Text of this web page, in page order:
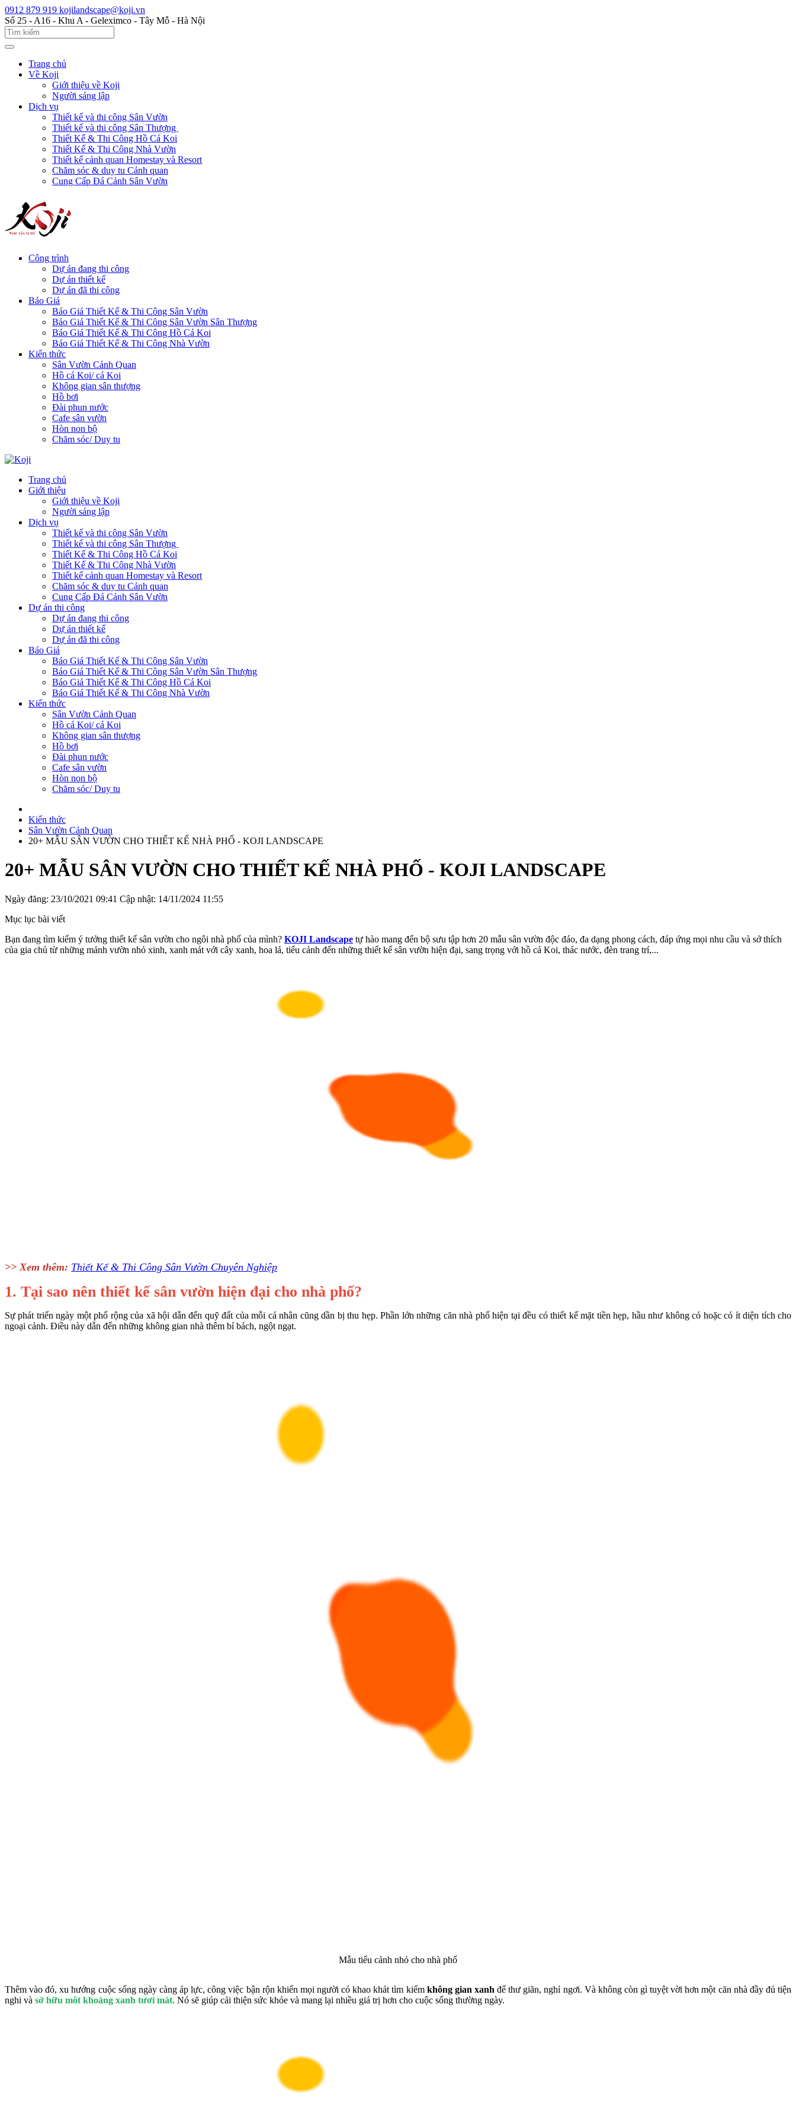
0912 879 919 kojilandscape@koji.vn
Số 25 - A16 - Khu A - Geleximco - Tây Mỗ - Hà Nội
Trang chủ
Về Koji
Giới thiệu về Koji
Người sáng lập
Dịch vụ
Thiết kế và thi công Sân Vườn
Thiết kế và thi công Sân Thượng
Thiết Kế & Thi Công Hồ Cá Koi
Thiết Kế & Thi Công Nhà Vườn
Thiết kế cảnh quan Homestay và Resort
Chăm sóc & duy tu Cảnh quan
Cung Cấp Đá Cảnh Sân Vườn
Công trình
Dự án đang thi công
Dự án thiết kế
Dự án đã thi công
Báo Giá
Báo Giá Thiết Kế & Thi Công Sân Vườn
Báo Giá Thiết Kế & Thi Công Sân Vườn Sân Thượng
Báo Giá Thiết Kế & Thi Công Hồ Cá Koi
Báo Giá Thiết Kế & Thi Công Nhà Vườn
Kiến thức
Sân Vườn Cảnh Quan
Hồ cá Koi/ cá Koi
Không gian sân thượng
Hồ bơi
Đài phun nước
Cafe sân vườn
Hòn non bộ
Chăm sóc/ Duy tu
Trang chủ
Giới thiệu
Giới thiệu về Koji
Người sáng lập
Dịch vụ
Thiết kế và thi công Sân Vườn
Thiết kế và thi công Sân Thượng
Thiết Kế & Thi Công Hồ Cá Koi
Thiết Kế & Thi Công Nhà Vườn
Thiết kế cảnh quan Homestay và Resort
Chăm sóc & duy tu Cảnh quan
Cung Cấp Đá Cảnh Sân Vườn
Dự án thi công
Dự án đang thi công
Dự án thiết kế
Dự án đã thi công
Báo Giá
Báo Giá Thiết Kế & Thi Công Sân Vườn
Báo Giá Thiết Kế & Thi Công Sân Vườn Sân Thượng
Báo Giá Thiết Kế & Thi Công Hồ Cá Koi
Báo Giá Thiết Kế & Thi Công Nhà Vườn
Kiến thức
Sân Vườn Cảnh Quan
Hồ cá Koi/ cá Koi
Không gian sân thượng
Hồ bơi
Đài phun nước
Cafe sân vườn
Hòn non bộ
Chăm sóc/ Duy tu
Kiến thức
Sân Vườn Cảnh Quan
20+ MẪU SÂN VƯỜN CHO THIẾT KẾ NHÀ PHỐ - KOJI LANDSCAPE
20+ MẪU SÂN VƯỜN CHO THIẾT KẾ NHÀ PHỐ - KOJI LANDSCAPE
Ngày đăng: 23/10/2021 09:41 Cập nhật: 14/11/2024 11:55
Mục lục bài viết
Bạn đang tìm kiếm ý tưởng thiết kế sân vườn cho ngôi nhà phố của mình? KOJI Landscape tự hào mang đến bộ sưu tập hơn 20 mẫu sân vườn độc đáo, đa dạng phong cách, đáp ứng mọi nhu cầu và sở thích
của gia chủ từ những mảnh vườn nhỏ xinh, xanh mát với cây xanh, hoa lá, tiểu cảnh đến những thiết kế sân vườn hiện đại, sang trọng với hồ cá Koi, thác nước, đèn trang trí,...
>> Xem thêm: Thiết Kế & Thi Công Sân Vườn Chuyên Nghiệp
1. Tại sao nên thiết kế sân vườn hiện đại cho nhà phố?
Sự phát triển ngày một phổ rộng của xã hội dẫn đến quỹ đất của mỗi cá nhân cũng dần bị thu hẹp. Phần lớn những căn nhà phố hiện tại đều có thiết kế mặt tiền hẹp, hầu như không có hoặc có ít diện tích cho
ngoại cảnh. Điều này dẫn đến những không gian nhà thêm bí bách, ngột ngạt.
Mẫu tiểu cảnh nhỏ cho nhà phố
Thêm vào đó, xu hướng cuộc sống ngày càng áp lực, công việc bận rộn khiến mọi người có khao khát tìm kiếmkhông gian xanh để thư giãn, nghỉ ngơi. Và không còn gì tuyệt vời hơn một căn nhà đầy đủ tiện
nghi và sở hữu môt khoảng xanh tươi mát. Nó sẽ giúp cải thiện sức khỏe và mang lại nhiều giá trị hơn cho cuộc sống thường ngày.